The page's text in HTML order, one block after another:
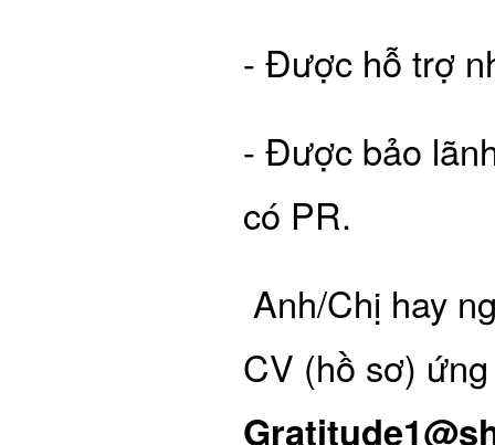
- Được hỗ trợ
- Được bảo
có PR.
Anh/Chị hay
CV (hồ sơ)